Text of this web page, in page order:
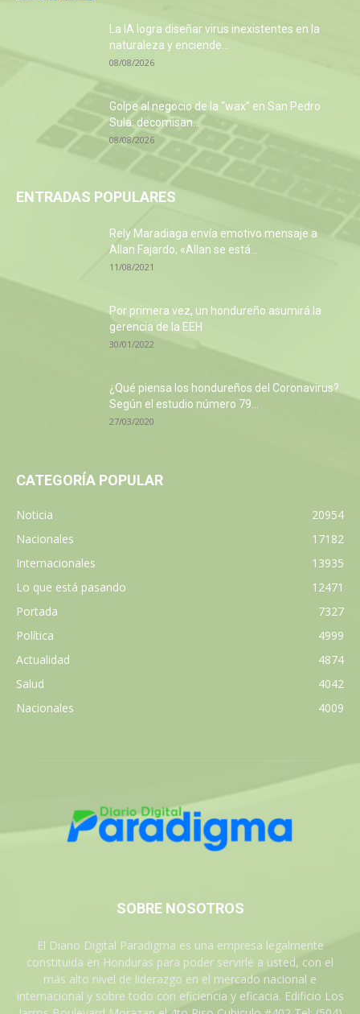
La IA logra diseñar virus inexistentes en la
naturaleza y enciende...
08/08/2026
Golpe al negocio de la “wax” en San Pedro
Sula: decomisan...
08/08/2026
ENTRADAS POPULARES
Rely Maradiaga envía emotivo mensaje a
Allan Fajardo, «Allan se está...
11/08/2021
Por primera vez, un hondureño asumirá la
gerencia de la EEH
30/01/2022
¿Qué piensa los hondureños del Coronavirus?
Según el estudio número 79...
27/03/2020
CATEGORÍA POPULAR
Noticia
20954
Nacionales
17182
Internacionales
13935
Lo que está pasando
12471
Portada
7327
Política
4999
Actualidad
4874
Salud
4042
Nacionales
4009
SOBRE NOSOTROS
El Diario Digital Paradigma es una empresa legalmente
constituida en Honduras para poder servirle a usted, con el
más alto nivel de liderazgo en el mercado nacional e
internacional y sobre todo con eficiencia y eficacia. Edificio Los